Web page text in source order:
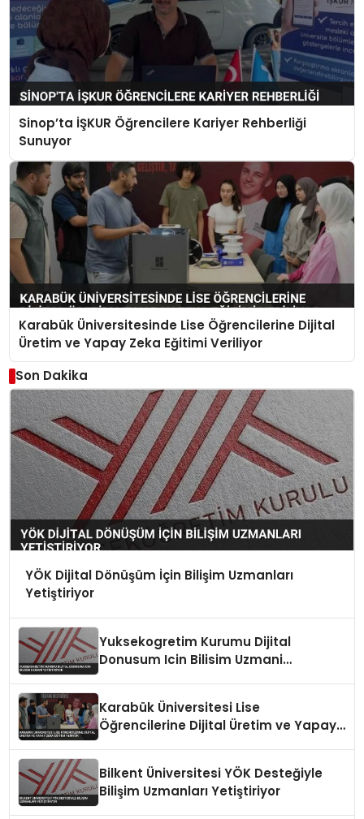
Sinop’ta İŞKUR Öğrencilere Kariyer Rehberliği
Sunuyor
Karabük Üniversitesinde Lise Öğrencilerine Dijital
Üretim ve Yapay Zeka Eğitimi Veriliyor
Son Dakika
YÖK Dijital Dönüşüm İçin Bilişim Uzmanları
Yetiştiriyor
Yuksekogretim Kurumu Dijital
Donusum Icin Bilisim Uzmani
Karabük Üniversitesi Lise
Öğrencilerine Dijital Üretim ve Yapay
Bilkent Üniversitesi YÖK Desteğiyle
Bilişim Uzmanları Yetiştiriyor